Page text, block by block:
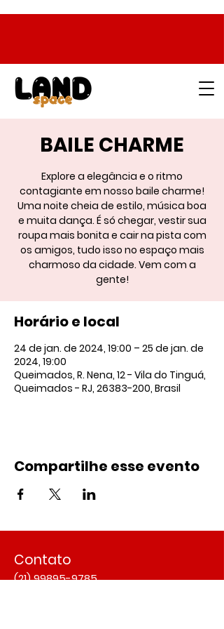
BAILE CHARME
Explore a elegância e o ritmo
contagiante em nosso baile charme!
Uma noite cheia de estilo, música boa
e muita dança. É só chegar, vestir sua
roupa mais bonita e cair na pista com
os amigos, tudo isso no espaço mais
charmoso da cidade. Vem com a
gente!
Horário e local
24 de jan. de 2024, 19:00 – 25 de jan. de
2024, 19:00
Queimados, R. Nena, 12 - Vila do Tinguá,
Queimados - RJ, 26383-200, Brasil
Compartilhe esse evento
Contato
(21) 99895-9785